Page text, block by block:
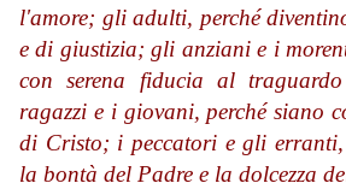
l'amore; gli adulti, perché
e di giustizia; gli anziani e i
con serena fiducia al
ragazzi e i giovani, perché siano
di Cristo; i peccatori e gli erranti,
la bontà del Padre e la dolcezza